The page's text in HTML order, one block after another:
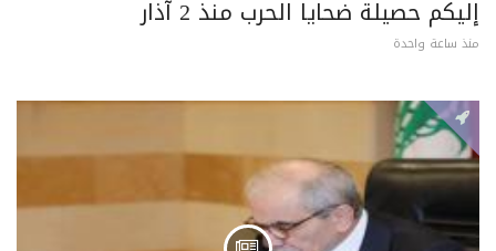
إليكم حصيلة ضحايا الحرب منذ 2 آذار
منذ ساعة واحدة